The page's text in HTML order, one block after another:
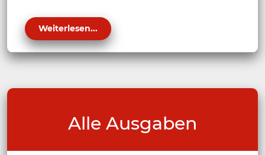
Weiterlesen...
Alle Ausgaben